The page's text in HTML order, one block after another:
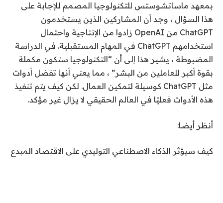
بمعهد ماساتشوستس للتكنولوجيا المصمم للإجابة على
هذا السؤال ، وجد أن المشاركين الذين يستخدمون
ChatGPT من OpenAI زادوا من الإنتاجية واحتمال
استخدامهم ChatGPT في المهام المستقبلية. في الدراسة
المضبوطة ، يشير هذا إلى أن “التكنولوجيا ستكون مكملة
بقوة أكبر للعاملين من البشر” ، مما يعني أنها تفضل أدوات
مثل ChatGPT كوسيلة لتمكين العمال. لكن كيف يتم تنفيذ
هذه الأدوات فعليًا في العالم الحقيقي لا يزال غير مؤكد.
أنظر أيضا:
كيف سيؤثر الذكاء الاصطناعي التوليدي على الاقتصاد المبدع